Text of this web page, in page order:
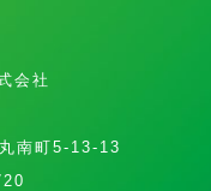
会社
南町5-13-13